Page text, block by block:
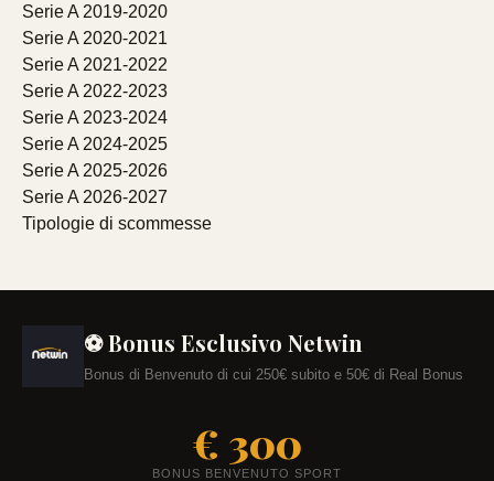
Serie A 2019-2020
Serie A 2020-2021
Serie A 2021-2022
Serie A 2022-2023
Serie A 2023-2024
Serie A 2024-2025
Serie A 2025-2026
Serie A 2026-2027
Tipologie di scommesse
⚽ Bonus Esclusivo Netwin
Bonus di Benvenuto di cui 250€ subito e 50€ di Real Bonus
€ 300
BONUS BENVENUTO SPORT